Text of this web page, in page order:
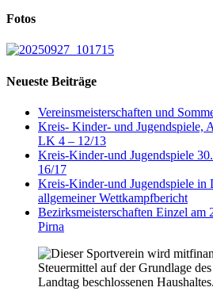
Fotos
Neueste Beiträge
Vereinsmeisterschaften und
Kreis- Kinder- und Jugendspiele,
LK 4 – 12/13
Kreis-Kinder-und Jugendspiele
16/17
Kreis-Kinder-und Jugendspiele in
allgemeiner Wettkampfbericht
Bezirksmeisterschaften Einzel am
Pirna